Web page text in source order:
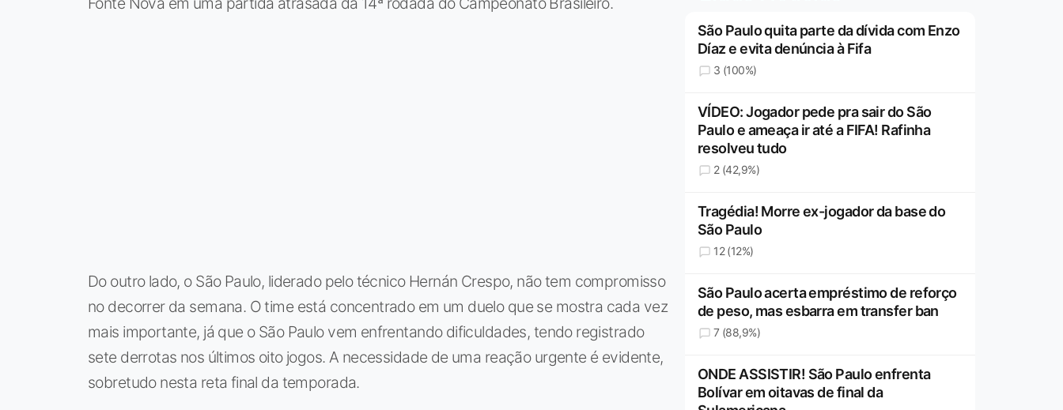
Do outro lado, o São Paulo, liderado pelo técnico Hernán Crespo, não tem compromisso
no decorrer da semana. O time está concentrado em um duelo que se mostra cada vez
mais importante, já que o São Paulo vem enfrentando dificuldades, tendo registrado
sete derrotas nos últimos oito jogos. A necessidade de uma reação urgente é evidente,
sobretudo nesta reta final da temporada.
São Paulo quita parte da dívida com Enzo
Díaz e evita denúncia à Fifa
3 (100%)
VÍDEO: Jogador pede pra sair do São
Paulo e ameaça ir até a FIFA! Rafinha
resolveu tudo
2 (42,9%)
Tragédia! Morre ex-jogador da base do
São Paulo
12 (12%)
São Paulo acerta empréstimo de reforço
de peso, mas esbarra em transfer ban
7 (88,9%)
ONDE ASSISTIR! São Paulo enfrenta
Bolívar em oitavas de final da